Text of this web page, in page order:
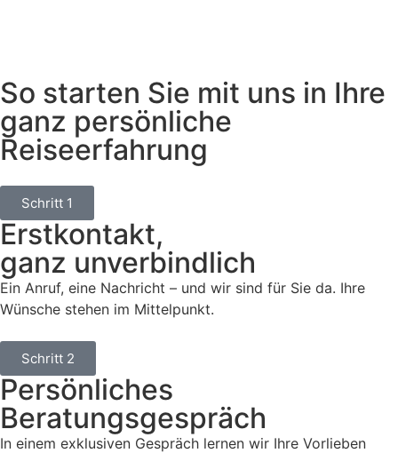
So starten Sie mit uns in Ihre
ganz persönliche
Reiseerfahrung
Schritt 1
Erstkontakt,
ganz unverbindlich
Ein Anruf, eine Nachricht – und wir sind für Sie da. Ihre
Wünsche stehen im Mittelpunkt.
Schritt 2
Persönliches
Beratungsgespräch
In einem exklusiven Gespräch lernen wir Ihre Vorlieben